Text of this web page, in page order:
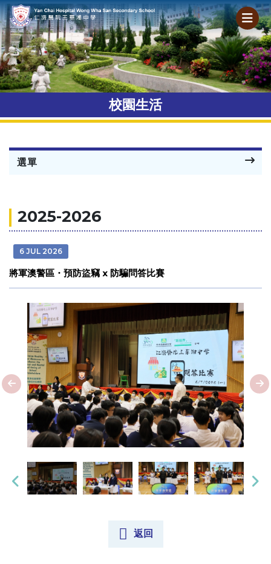
校園生活
選單
2025-2026
6 JUL 2026
將軍澳警區・預防盜竊 x 防騙問答比賽
返回